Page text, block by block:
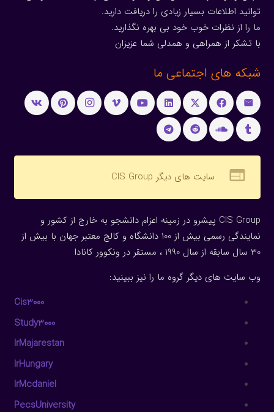
توانید اطلاعات بسیار زیادی را دریافت دارید.
ما را از نظرات خوب خود بی بهره نگذارید.
با تشکر از همراهی و همدلی شما عزیزان
شبکه های اجتماعی ما
web سایت های دیگر CIS Group
CIS Group پیشرو در زمینه اعزام دانشجو به خارج از کشور و
نمایندگی رسمی بیش از 100 دانشگاه و کالج معتبر جهان با بیش از
30 سال سابقه از سال 1990 ، مستقر در ونکوور کانادا
وب سایت های دیگر گروه ما را نیز ببینید:
Cis3000
Study3000
IrMajarestan
IrHungary
IrMcdaniel
PecsUniversity